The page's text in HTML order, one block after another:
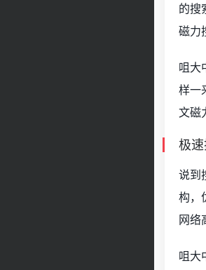
的搜
磁力
咀大
样一
文磁
极
说到
构，
网络
咀大